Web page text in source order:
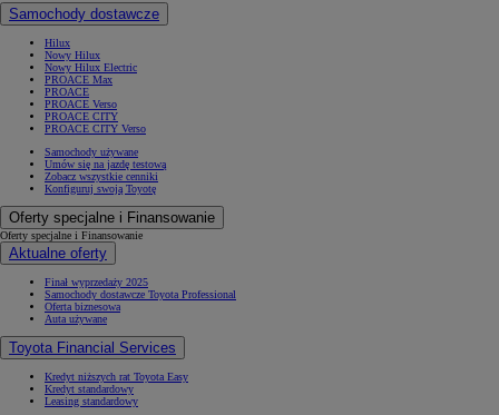
Samochody dostawcze
Hilux
Nowy Hilux
Nowy Hilux Electric
PROACE Max
PROACE
PROACE Verso
PROACE CITY
PROACE CITY Verso
Samochody używane
Umów się na jazdę testową
Zobacz wszystkie cenniki
Konfiguruj swoją Toyotę
Oferty specjalne i Finansowanie
Oferty specjalne i Finansowanie
Aktualne oferty
Finał wyprzedaży 2025
Samochody dostawcze Toyota Professional
Oferta biznesowa
Auta używane
Toyota Financial Services
Kredyt niższych rat Toyota Easy
Kredyt standardowy
Leasing standardowy